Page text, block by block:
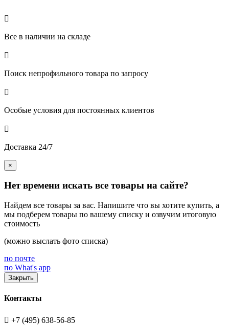

Все в наличии на складе

Поиск непрофильного товара по запросу

Особые условия для постоянных клиентов

Доставка 24/7
×
Нет времени искать все товары на сайте?
Найдем все товары за вас. Напишите что вы хотите купить, а
мы подберем товары по вашему списку и озвучим итоговую
стоимость
(можно выслать фото списка)
по почте
по What's app
Закрыть
Контакты
 +7 (495) 638-56-85